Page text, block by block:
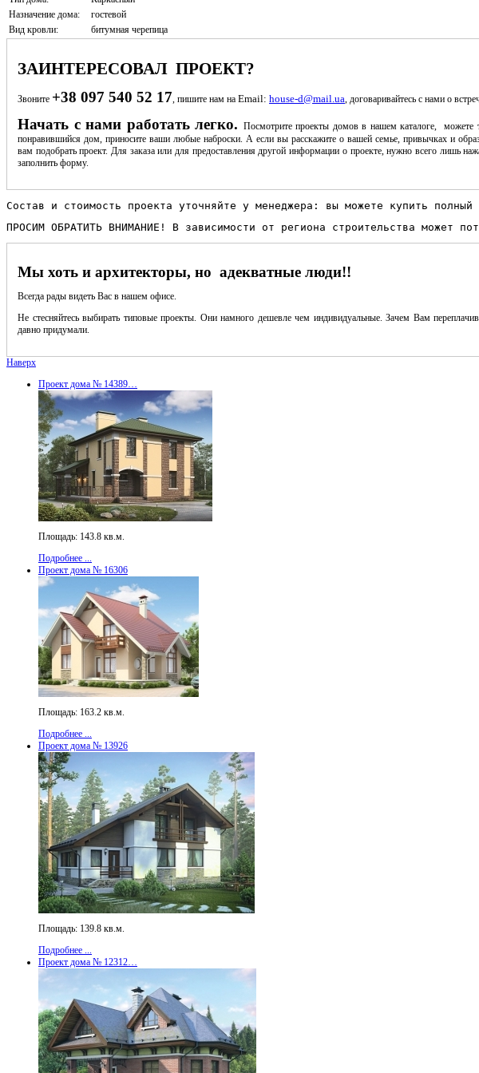
Назначение дома:
гостевой
Вид кровли:
битумная черепица
ЗАИНТЕРЕСОВАЛ ПРОЕКТ?
Звоните +38 097 540 52 17 , пишите нам на Email: house-d@mail.ua , договаривайтесь с нами о
Начать с нами работать легко. Посмотрите проекты домов в нашем каталоге, можете
понравившийся дом, приносите ваши любые наброски. А если вы расскажите о вашей семье, привычках и
вам подобрать проект. Для заказа или для предоставления другой информации о проекте, нужно всего лишь
заполнить форму.
Состав и стоимость проекта уточняйте у менеджера: вы можете купить
ПРОСИМ ОБРАТИТЬ ВНИМАНИЕ! В зависимости от региона строительства может
Мы хоть и архитекторы, но адекватные люди!!
Всегда рады видеть Вас в нашем офисе.
Не стесняйтесь выбирать типовые проекты. Они намного дешевле чем индивидуальные. Зачем Вам
давно придумали.
Наверх
Проект дома № 14389…
Площадь: 143.8 кв.м.
Подробнее ...
Проект дома № 16306
Площадь: 163.2 кв.м.
Подробнее ...
Проект дома № 13926
Площадь: 139.8 кв.м.
Подробнее ...
Проект дома № 12312…